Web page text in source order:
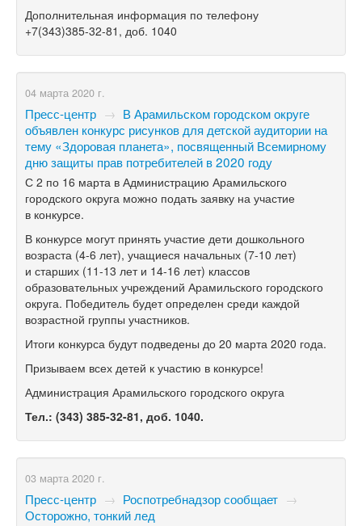
Дополнительная информация по телефону
+7(343)385-32-81, доб. 1040
04 марта 2020 г.
Пресс-центр → В Арамильском городском округе
объявлен конкурс рисунков для детской аудитории на
тему «Здоровая планета», посвященный Всемирному
дню защиты прав потребителей в 2020 году
С 2 по 16 марта в Администрацию Арамильского
городского округа можно подать заявку на участие
в конкурсе.
В конкурсе могут принять участие дети дошкольного
возраста (4-6 лет), учащиеся начальных (7-10 лет)
и старших (11-13 лет и 14-16 лет) классов
образовательных учреждений Арамильского городского
округа. Победитель будет определен среди каждой
возрастной группы участников.
Итоги конкурса будут подведены до 20 марта 2020 года.
Призываем всех детей к участию в конкурсе!
Администрация Арамильского городского округа
Тел.: (343) 385-32-81, доб. 1040.
03 марта 2020 г.
Пресс-центр → Роспотребнадзор сообщает →
Осторожно, тонкий лед